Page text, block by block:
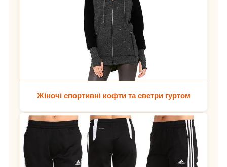
Жіночі спортивні кофти та светри гуртом